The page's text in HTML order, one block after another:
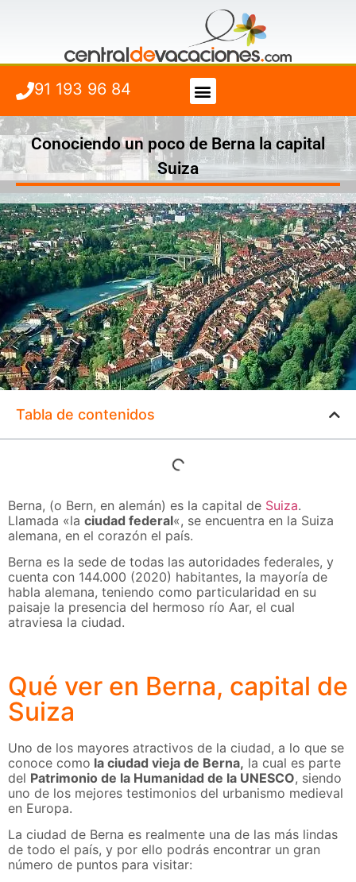
91 193 96 84
Conociendo un poco de Berna la capital
Suiza
Tabla de contenidos
Berna, (o Bern, en alemán) es la capital de Suiza.
Llamada «la ciudad federal«, se encuentra en la Suiza
alemana, en el corazón el país.
Berna es la sede de todas las autoridades federales, y
cuenta con 144.000 (2020) habitantes, la mayoría de
habla alemana, teniendo como particularidad en su
paisaje la presencia del hermoso río Aar, el cual
atraviesa la ciudad.
Qué ver en Berna, capital de
Suiza
Uno de los mayores atractivos de la ciudad, a lo que se
conoce como la ciudad vieja de Berna, la cual es parte
del Patrimonio de la Humanidad de la UNESCO, siendo
uno de los mejores testimonios del urbanismo medieval
en Europa.
La ciudad de Berna es realmente una de las más lindas
de todo el país, y por ello podrás encontrar un gran
número de puntos para visitar: